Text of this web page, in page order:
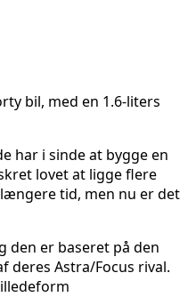
bil, med en 1.6-liters
har i sinde at bygge en
lovet at ligge flere
tid, men nu er det
den er baseret på den
deres Astra/Focus rival.